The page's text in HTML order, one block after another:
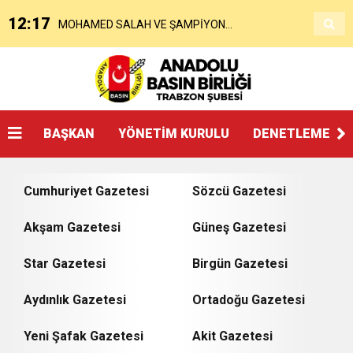
Açıklaması
12:17 MOHAMED SALAH VE ŞAMPİYON
TRABZONSPOR Ayhan Pala yazdı
Afşin Heyetinden Kaymakam Muammer
DUYURUSU : TFF YARGIDA
23:39 Hükümsüz Koltuğun Kiri
22:27 Naser Mohabbeti’nin Ardından…
BAŞKAN YÖNETİM KURULU DENETLEME
Cumhuriyet Gazetesi Sözcü Gazetesi
Akşam Gazetesi Güneş Gazetesi
Star Gazetesi Birgün Gazetesi
Aydınlık Gazetesi Ortadoğu Gazetesi
Yeni Şafak Gazetesi Akit Gazetesi